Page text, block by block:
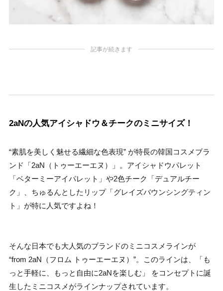
記事が続きます
2aNの人気アイシャドウ＆チークのミニサイズ！
“素肌を美しく魅せる繊細な色表現” が特長の韓国コスメブラ
ンド「2aN（トゥーエーエヌ）」。アイシャドウパレット
「ベターミーアイパレット」や2色チーク「デュアルチー
ク」、ちゅるんとしたリップ「グレイズバウンシングティン
ト」が特に人気ですよね！
そんな日本でも大人気のブランドのミニコスメラインが
“from 2aN（フロム トゥーエーエヌ）”。このラインは、「も
っと手軽に、もっと自由に2aNを楽しむ」 をコンセプトに誕
生したミニコスメがラインナップされています。